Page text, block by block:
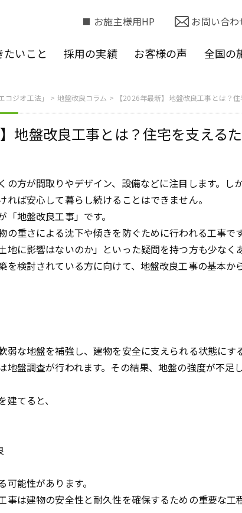
お施主様用HP お問い合わ
たいこと 採用の実績 お客様の声 全国の
ジオ工法」 > 地盤改良コラム > 【2026年最新】地盤改良工事とは？
】地盤改良工事とは？住宅を支える
の方が間取りやデザイン、設備などに注目します。
れば安心して暮らし続けることはできません。
地盤改良工事」です。
の重さによる沈下や傾きを防ぐために行われる工事
地に影響はないのか」といった疑問を持つ方も少なく
を検討されている方に向けて、地盤改良工事の基本か
弱な地盤を補強し、建物を安全に支えられる状態にす
地盤調査が行われます。その結果、地盤の強度が不
てると、
能性があります。
事は建物の安全性と耐久性を確保するための重要な工